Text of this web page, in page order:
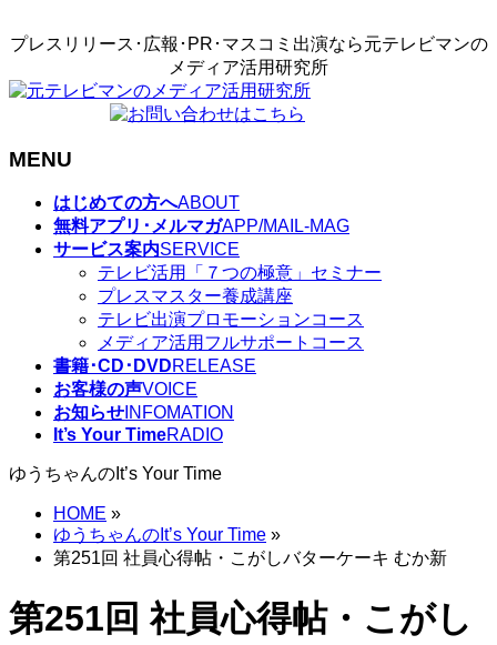
プレスリリース･広報･PR･マスコミ出演なら元テレビマンの
メディア活用研究所
MENU
はじめての方へABOUT
無料アプリ･メルマガAPP/MAIL-MAG
サービス案内SERVICE
テレビ活用「７つの極意」セミナー
プレスマスター養成講座
テレビ出演プロモーションコース
メディア活用フルサポートコース
書籍･CD･DVDRELEASE
お客様の声VOICE
お知らせ INFOMATION
It’s Your TimeRADIO
ゆうちゃんのIt’s Your Time
HOME »
ゆうちゃんのIt’s Your Time »
第251回 社員心得帖・こがしバターケーキ むか新
第251回 社員心得帖・こがし